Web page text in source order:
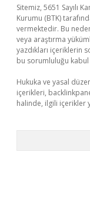
Sitemiz, 5651 Sayılı
Kurumu (BTK)
vermektedir. Bu
veya araştırma
yazdıkları içeriklerin
bu sorumluluğu kabul
Hukuka ve yasal
içerikleri,
halinde, ilgili içerikler